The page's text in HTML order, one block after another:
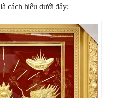
cách hiểu dưới đây: